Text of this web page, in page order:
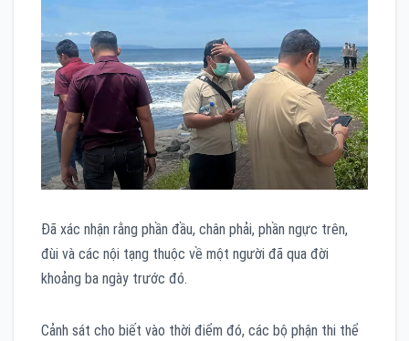
Đã xác nhận rằng phần đầu, chân phải, phần ngực trên,
đùi và các nội tạng thuộc về một người đã qua đời
khoảng ba ngày trước đó.
Cảnh sát cho biết vào thời điểm đó, các bộ phận thi thể